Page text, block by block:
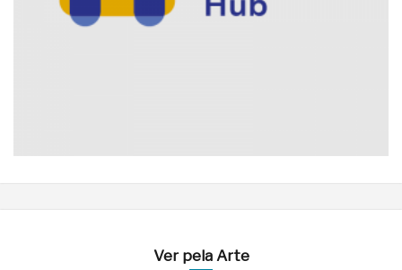
Ver pela Arte